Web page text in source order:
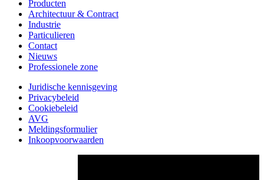
Producten
Architectuur & Contract
Industrie
Particulieren
Contact
Nieuws
Professionele zone
Juridische kennisgeving
Privacybeleid
Cookiebeleid
AVG
Meldingsformulier
Inkoopvoorwaarden